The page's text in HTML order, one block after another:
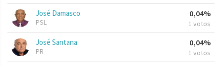
José Damasco
PSL
0,04%
1 votos
José Santana
PR
0,04%
1 votos